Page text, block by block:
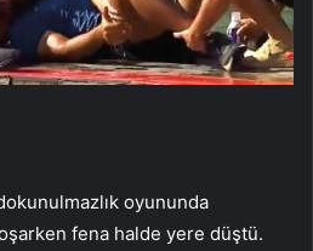
oyununda
fena halde yere düştü.